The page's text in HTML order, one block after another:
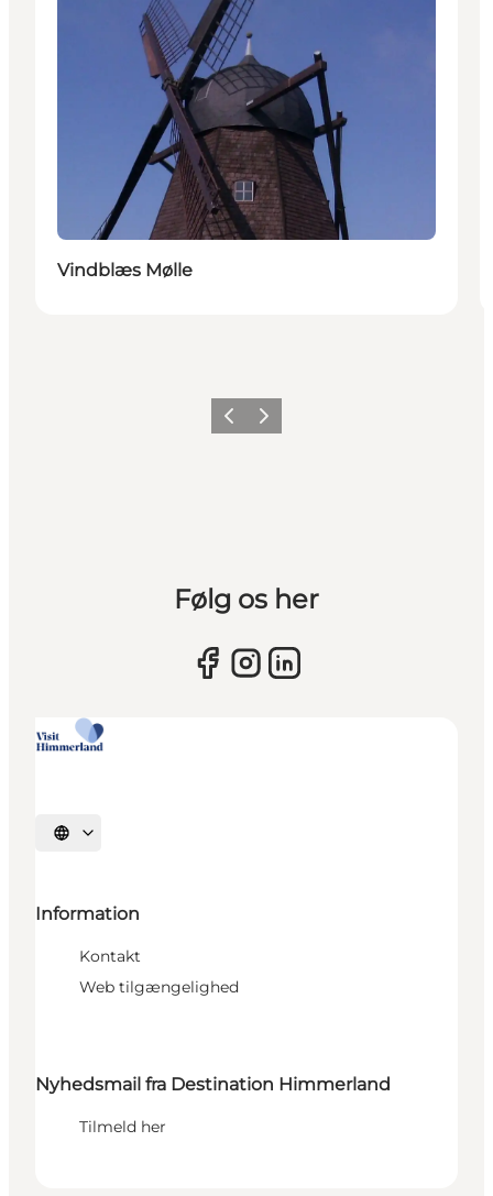
Vindblæs Mølle
Forrige billede
Næste billede
Følg os her
Vælg sprog
Information
Kontakt
Web tilgængelighed
Nyhedsmail fra Destination Himmerland
Tilmeld her